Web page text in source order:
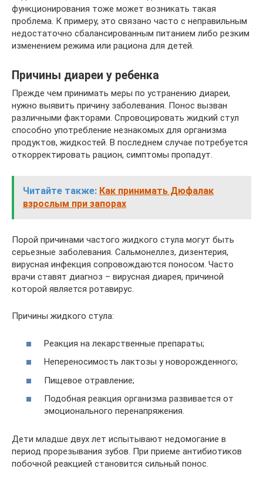
функционирования тоже может возникать такая
проблема. К примеру, это связано часто с неправильным
недостаточно сбалансированным питанием либо резким
изменением режима или рациона для детей.
Причины диареи у ребенка
Прежде чем принимать меры по устранению диареи,
нужно выявить причину заболевания. Понос вызван
различными факторами. Спровоцировать жидкий стул
способно употребление незнакомых для организма
продуктов, жидкостей. В последнем случае потребуется
откорректировать рацион, симптомы пропадут.
Читайте также: Как принимать Дюфалак
взрослым при запорах
Порой причинами частого жидкого стула могут быть
серьезные заболевания. Сальмонеллез, дизентерия,
вирусная инфекция сопровождаются поносом. Часто
врачи ставят диагноз – вирусная диарея, причиной
которой является ротавирус.
Причины жидкого стула:
Реакция на лекарственные препараты;
Непереносимость лактозы у новорожденного;
Пищевое отравление;
Подобная реакция организма развивается от
эмоционального перенапряжения.
Дети младше двух лет испытывают недомогание в
период прорезывания зубов. При приеме антибиотиков
побочной реакцией становится сильный понос.